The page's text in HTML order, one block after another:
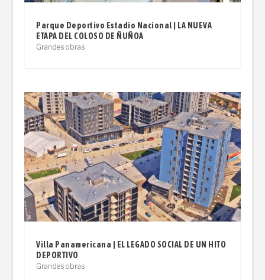
Parque Deportivo Estadio Nacional | LA NUEVA
ETAPA DEL COLOSO DE ÑUÑOA
Grandes obras
Villa Panamericana | EL LEGADO SOCIAL DE UN HITO
DEPORTIVO
Grandes obras